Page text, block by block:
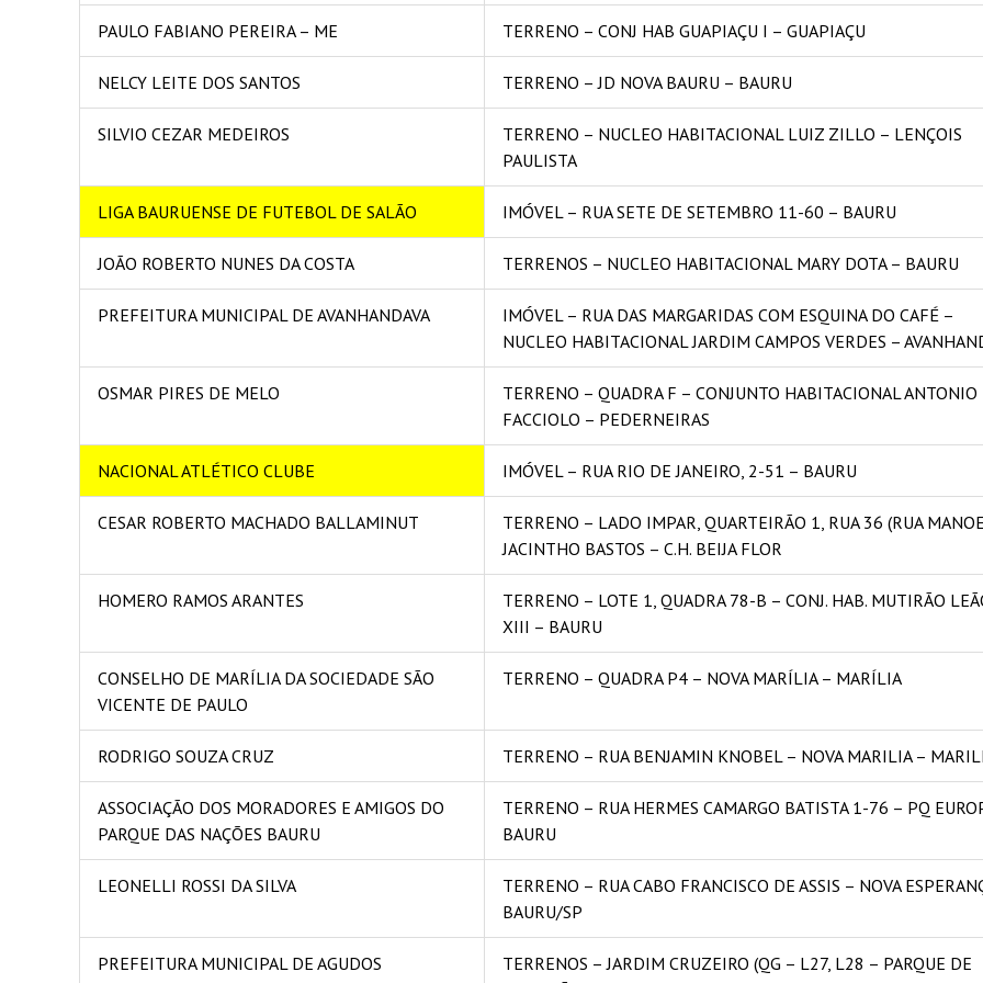
PAULO FABIANO PEREIRA – ME TERRENO – CONJ HAB GUAPIAÇU I – GUAPIAÇU
NELCY LEITE DOS SANTOS TERRENO – JD NOVA BAURU – BAURU
SILVIO CEZAR MEDEIROS
TERRENO – NUCLEO HABITACIONAL LUIZ ZILLO – LENÇOIS
PAULISTA
LIGA BAURUENSE DE FUTEBOL DE SALÃO IMÓVEL – RUA SETE DE SETEMBRO 11-60 – BAURU
JOÃO ROBERTO NUNES DA COSTA TERRENOS – NUCLEO HABITACIONAL MARY DOTA – BAURU
PREFEITURA MUNICIPAL DE AVANHANDAVA
IMÓVEL – RUA DAS MARGARIDAS COM ESQUINA DO CAFÉ –
NUCLEO HABITACIONAL JARDIM CAMPOS VERDES –
OSMAR PIRES DE MELO
TERRENO – QUADRA F – CONJUNTO HABITACIONAL ANTONIO
FACCIOLO – PEDERNEIRAS
NACIONAL ATLÉTICO CLUBE IMÓVEL – RUA RIO DE JANEIRO, 2-51 – BAURU
CESAR ROBERTO MACHADO BALLAMINUT
TERRENO – LADO IMPAR, QUARTEIRÃO 1, RUA 36 (RUA
JACINTHO BASTOS – C.H. BEIJA FLOR
HOMERO RAMOS ARANTES
TERRENO – LOTE 1, QUADRA 78-B – CONJ. HAB. MUTIRÃO
XIII – BAURU
CONSELHO DE MARÍLIA DA SOCIEDADE SÃO
VICENTE DE PAULO
TERRENO – QUADRA P4 – NOVA MARÍLIA – MARÍLIA
RODRIGO SOUZA CRUZ TERRENO – RUA BENJAMIN KNOBEL – NOVA MARILIA –
ASSOCIAÇÃO DOS MORADORES E AMIGOS DO
PARQUE DAS NAÇÕES BAURU
TERRENO – RUA HERMES CAMARGO BATISTA 1-76 – PQ
BAURU
LEONELLI ROSSI DA SILVA
TERRENO – RUA CABO FRANCISCO DE ASSIS – NOVA
BAURU/SP
PREFEITURA MUNICIPAL DE AGUDOS
TERRENOS – JARDIM CRUZEIRO (QG – L27, L28 – PARQUE DE